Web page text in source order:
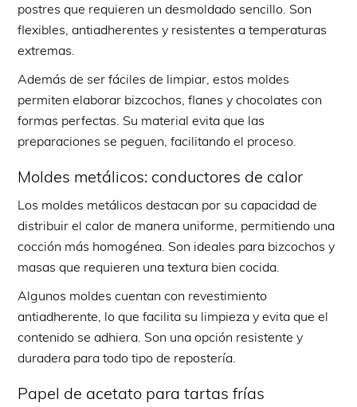
postres que requieren un desmoldado sencillo. Son
flexibles, antiadherentes y resistentes a temperaturas
extremas.
Además de ser fáciles de limpiar, estos moldes
permiten elaborar bizcochos, flanes y chocolates con
formas perfectas. Su material evita que las
preparaciones se peguen, facilitando el proceso.
Moldes metálicos: conductores de calor
Los moldes metálicos destacan por su capacidad de
distribuir el calor de manera uniforme, permitiendo una
cocción más homogénea. Son ideales para bizcochos y
masas que requieren una textura bien cocida.
Algunos moldes cuentan con revestimiento
antiadherente, lo que facilita su limpieza y evita que el
contenido se adhiera. Son una opción resistente y
duradera para todo tipo de repostería.
Papel de acetato para tartas frías